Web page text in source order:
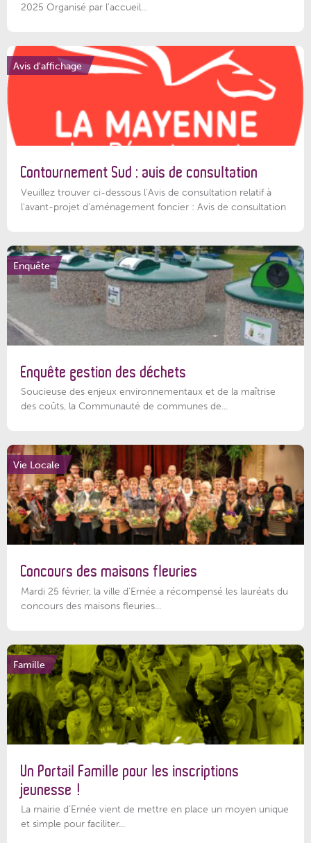
2025 Organisé par l’accueil...
Avis d'affichage
Contournement Sud : avis de consultation
Veuillez trouver ci-dessous l’Avis de consultation relatif à
l'avant-projet d'aménagement foncier : Avis de consultation
Enquête
Enquête gestion des déchets
Soucieuse des enjeux environnementaux et de la maîtrise
des coûts, la Communauté de communes de...
Vie Locale
Concours des maisons fleuries
Mardi 25 février, la ville d'Ernée a récompensé les lauréats du
concours des maisons fleuries...
Famille
Un Portail Famille pour les inscriptions
jeunesse !
La mairie d’Ernée vient de mettre en place un moyen unique
et simple pour faciliter...